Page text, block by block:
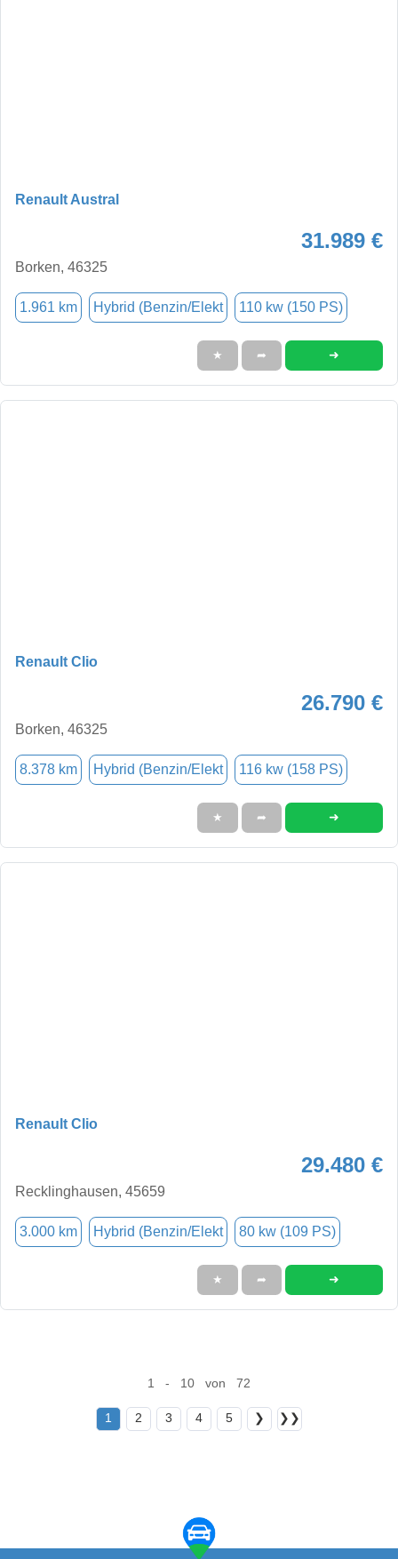
Renault Austral
31.989 €
Borken, 46325
1.961 km Hybrid (Benzin/Elekt 110 kw (150 PS)
★ ➦ ➜
Renault Clio
26.790 €
Borken, 46325
8.378 km Hybrid (Benzin/Elekt 116 kw (158 PS)
★ ➦ ➜
Renault Clio
29.480 €
Recklinghausen, 45659
3.000 km Hybrid (Benzin/Elekt 80 kw (109 PS)
★ ➦ ➜
1 - 10 von 72
1 2 3 4 5 ❯ ❯❯